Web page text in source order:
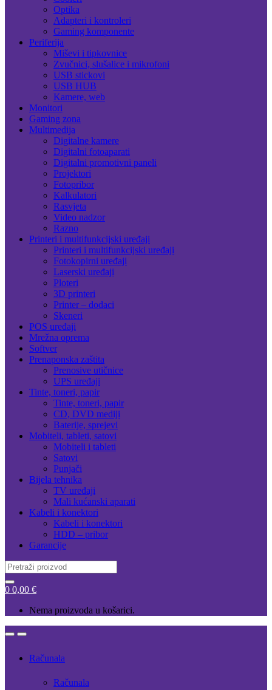
Optika
Adapteri i kontroleri
Gaming komponente
Periferija
Miševi i tipkovnice
Zvučnici, slušalice i mikrofoni
USB stickovi
USB HUB
Kamere, web
Monitori
Gaming zona
Multimedija
Digitalne kamere
Digitalni fotoaparati
Digitalni promotivni paneli
Projektori
Fotopribor
Kalkulatori
Rasvjeta
Video nadzor
Razno
Printeri i multifunkcijski uređaji
Printeri i multifunkcijski uređaji
Fotokopirni uređaji
Laserski uređaji
Ploteri
3D printeri
Printer – dodaci
Skeneri
POS uređaji
Mrežna oprema
Softver
Prenaponska zaštita
Prenosive utičnice
UPS uređaji
Tinte, toneri, papir
Tinte, toneri, papir
CD, DVD mediji
Baterije, sprejevi
Mobiteli, tableti, satovi
Mobiteli i tableti
Satovi
Punjači
Bijela tehnika
TV uređaji
Mali kućanski aparati
Kabeli i konektori
Kabeli i konektori
HDD – pribor
Garancije
Search
for:
0 0,00 €
Nema proizvoda u košarici.
OpenClose
Računala
Računala